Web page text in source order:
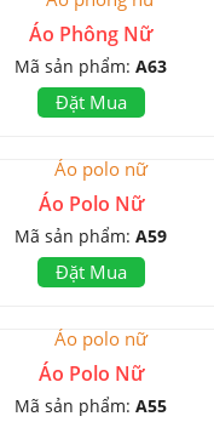
Áo Phông Nữ
Mã sản phẩm:A63
Đặt Mua
Áo Polo Nữ
Mã sản phẩm:A59
Đặt Mua
Áo Polo Nữ
Mã sản phẩm:A55